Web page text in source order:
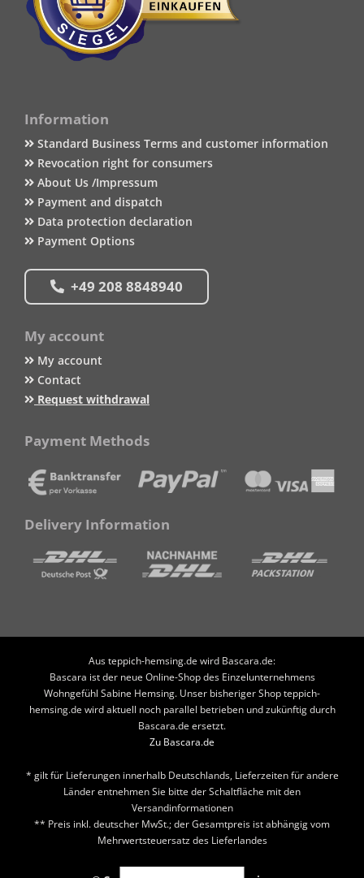
Information
Standard Business Terms and customer information
Revocation right for consumers
About Us /Impressum
Payment and dispatch
Data protection declaration
Payment Options
+49 208 8848940
My account
My account
Contact
Request withdrawal
Payment Methods
Delivery Information
Aus teppich-hemsing.de wird Bascara.de:
Bascara ist der neue Online-Shop des Einzelunternehmens
Wohngefühl Sabine Hemsing. Unser bisheriger Shop teppich-
hemsing.de wird aktuell noch parallel betrieben und zukünftig durch
Bascara.de ersetzt.
Zu Bascara.de
* gilt für Lieferungen innerhalb Deutschlands, Lieferzeiten für andere
Länder entnehmen Sie bitte der Schaltfläche mit den
Versandinformationen
** Preis inkl. deutscher MwSt.; der Gesamtpreis ist abhängig vom
Mehrwertsteuersatz des Lieferlandes